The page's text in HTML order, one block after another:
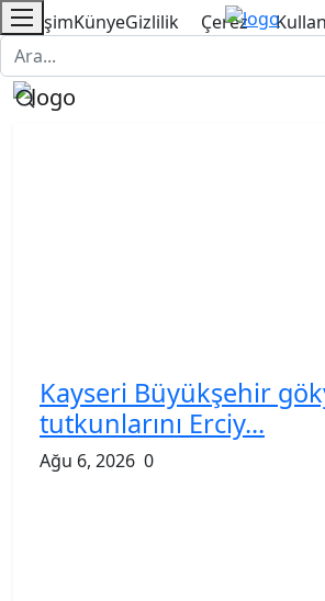
İletişimKünyeGizlilik
Çerez
Kayseri Büyükşehir
tutkunlarını Erciy...
Ağu 6, 2026 0